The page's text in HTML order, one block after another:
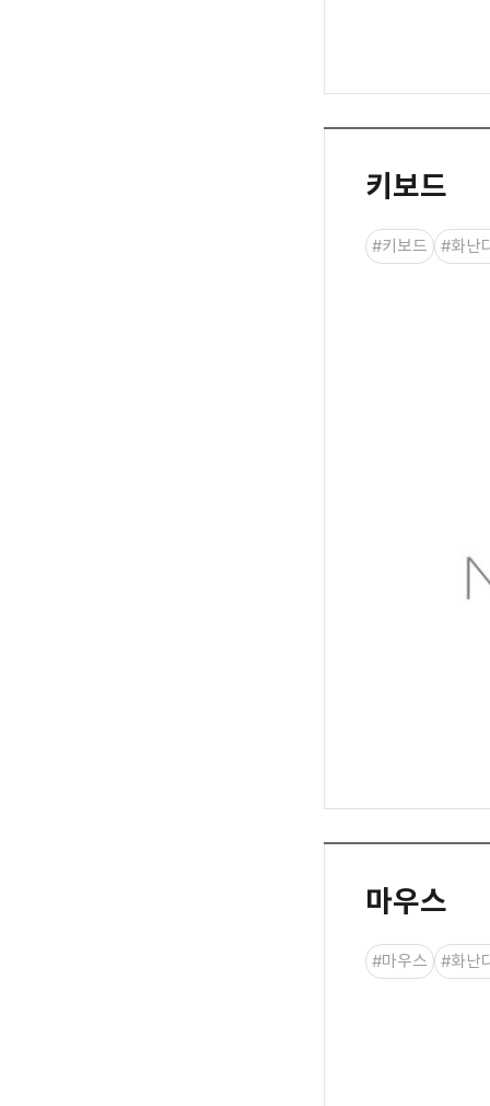
키보드
#키보드 #화난
마우스
#마우스 #화난